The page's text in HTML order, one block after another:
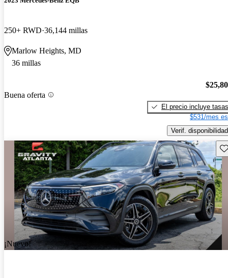
250+ RWD 36,144 millas
Marlow Heights, MD
36 millas
Buena oferta
El precio incluye tasas
$531/mes
Verif. disponibilidad
¡Nuevo!